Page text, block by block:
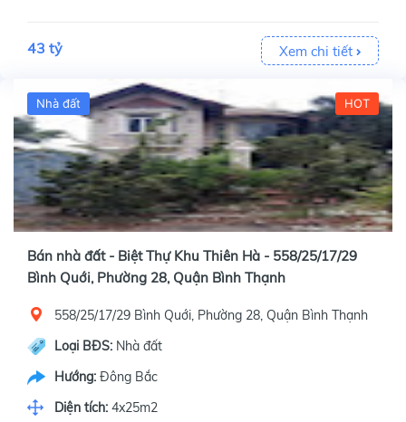
43 tỷ Xem chi tiết
Nhà đất HOT
Bán nhà đất - Biệt Thự Khu Thiên Hà - 558/25/17/29
Bình Quới, Phường 28, Quận Bình Thạnh
558/25/17/29 Bình Quới, Phường 28, Quận Bình Thạnh
Loại BĐS: Nhà đất
Hướng: Đông Bắc
Diện tích: 4x25m2